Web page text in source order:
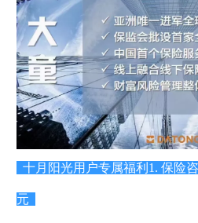
十月阳光用户专属福利 1. 保险
元